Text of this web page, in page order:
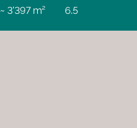
~ 3'397 m² 6.5